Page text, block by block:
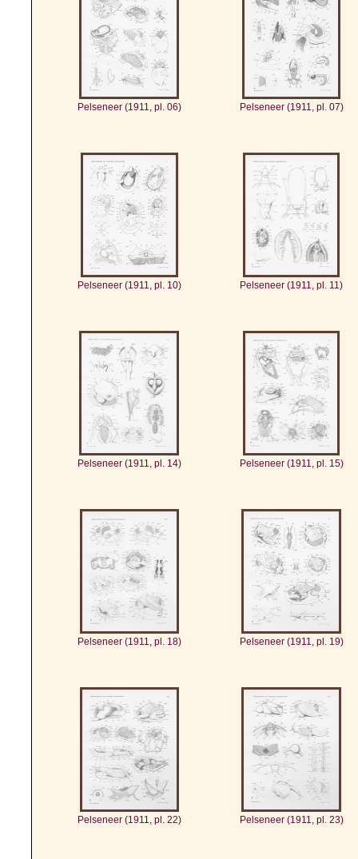
Pelseneer (1911, pl. 06) Pelseneer (1911, pl. 07)
Pelseneer (1911, pl. 10) Pelseneer (1911, pl. 11)
Pelseneer (1911, pl. 14) Pelseneer (1911, pl. 15)
Pelseneer (1911, pl. 18) Pelseneer (1911, pl. 19)
Pelseneer (1911, pl. 22) Pelseneer (1911, pl. 23)